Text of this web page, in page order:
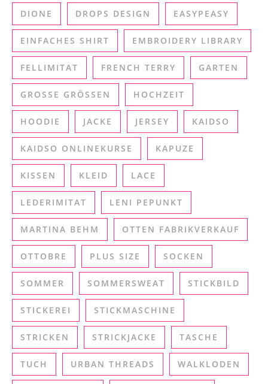
DIONE DROPS DESIGN EASYPEASY
EINFACHES SHIRT EMBROIDERY LIBRARY
FELLIMITAT FRENCH TERRY GARTEN
GROSSE GRÖSSEN HOCHZEIT
HOODIE JACKE JERSEY KAIDSO
KAIDSO ONLINEKURSE KAPUZE
KISSEN KLEID LACE
LEDERIMITAT LENI PEPUNKT
MARTINA BEHM OTTEN FABRIKVERKAUF
OTTOBRE PLUS SIZE SOCKEN
SOMMER SOMMERSWEAT STICKBILD
STICKEREI STICKMASCHINE
STRICKEN STRICKJACKE TASCHE
TUCH URBAN THREADS WALKLODEN